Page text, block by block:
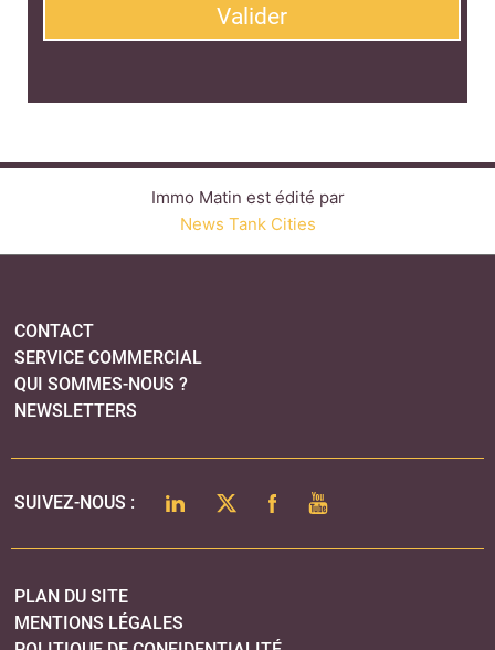
QUI SOMMES-NOUS ?
LINKEDINTWITTERFACEBOOK
YOUTUBE
MENTIONS LÉGALES
POLITIQUE DE CONFIDENTIALITÉ
COOKIES